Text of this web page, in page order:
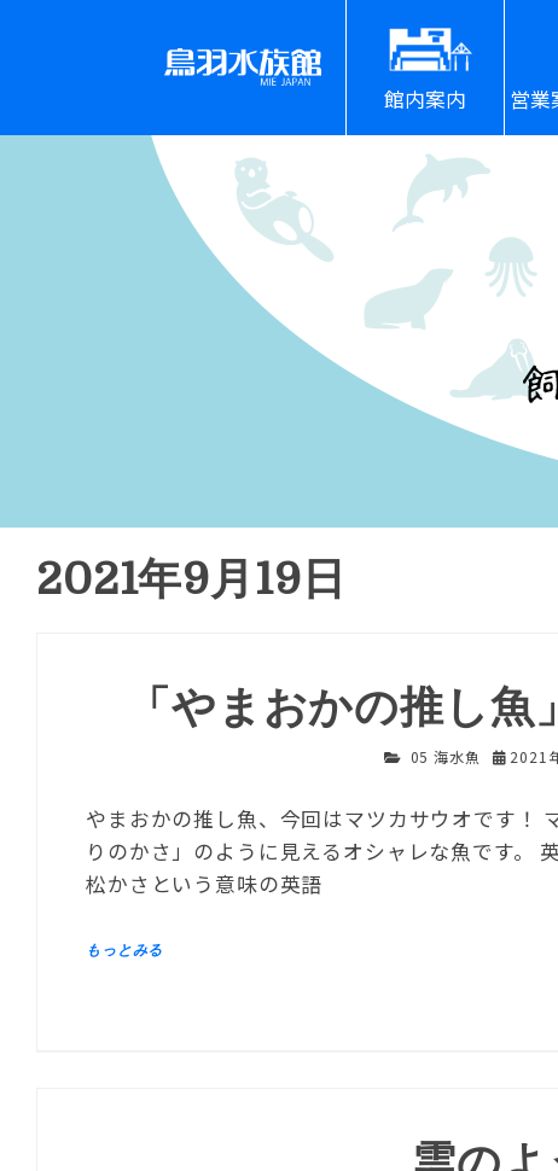
館内案内 営業
2021年9月19日
「やまおかの推し
05 海水魚 2021
やまおかの推し魚、今回はマツカサウオです！
りのかさ」のように見えるオシャレな魚です
松かさという意味の英語